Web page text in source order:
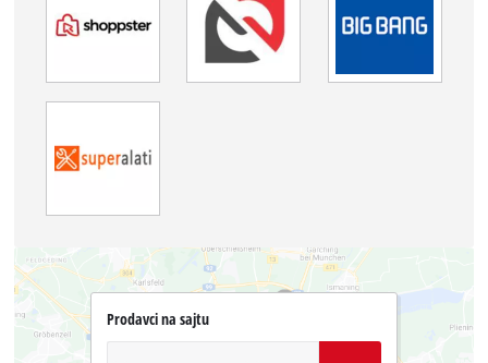
Prodavci na sajtu